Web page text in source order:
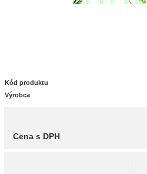
Kód produktu
Výrobca
Cena s DPH